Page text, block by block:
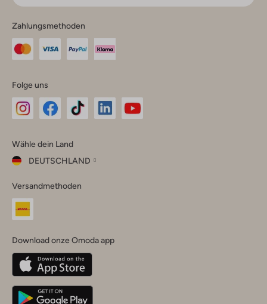
Zahlungsmethoden
Folge uns
Instagram
Facebook
TikTok
Wähle dein Land
DEUTSCHLAND
dein
Land
Belgique(Français)
Deutschland
Versandmethoden
Download onze Omoda app